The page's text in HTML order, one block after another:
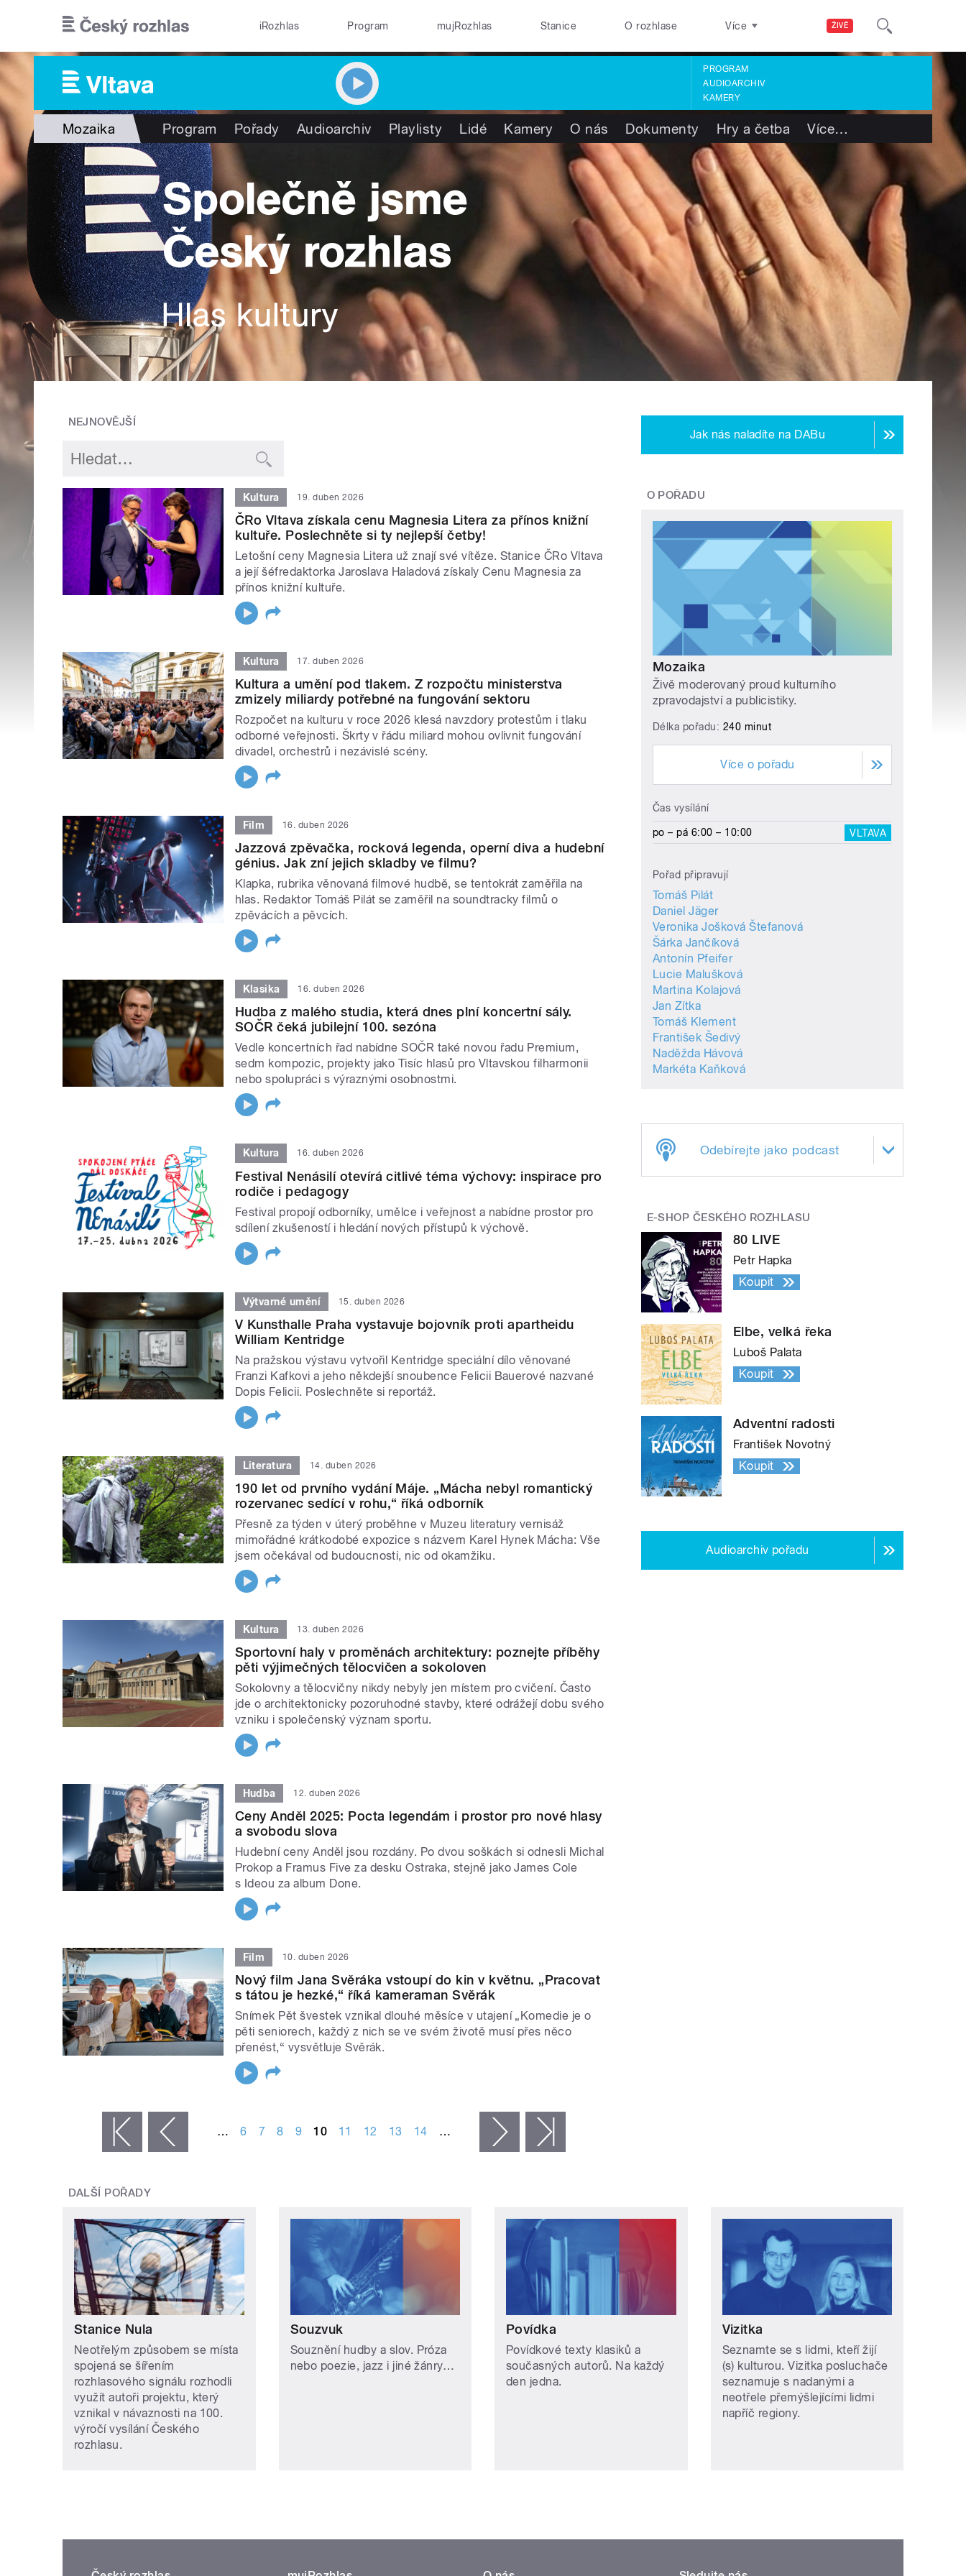
ŽIVĚ
iRozhlas Program mujRozhlas Stanice O rozhlase Více
PROGRAM
AUDIOARCHIV
KAMERY
Mozaika Program Pořady Audioarchiv Playlisty Lidé Kamery O nás Dokumenty Hry a četba Více…
NEJNOVĚJŠÍ
Kultura 19. duben 2026
ČRo Vltava získala cenu Magnesia Litera za přínos knižní
kultuře. Poslechněte si ty nejlepší četby!
Letošní ceny Magnesia Litera už znají své vítěze. Stanice ČRo Vltava
a její šéfredaktorka Jaroslava Haladová získaly Cenu Magnesia za
přínos knižní kultuře.
Kultura 17. duben 2026
Kultura a umění pod tlakem. Z rozpočtu ministerstva
zmizely miliardy potřebné na fungování sektoru
Rozpočet na kulturu v roce 2026 klesá navzdory protestům i tlaku
odborné veřejnosti. Škrty v řádu miliard mohou ovlivnit fungování
divadel, orchestrů i nezávislé scény.
Film 16. duben 2026
Jazzová zpěvačka, rocková legenda, operní diva a hudební
génius. Jak zní jejich skladby ve filmu?
Klapka, rubrika věnovaná filmové hudbě, se tentokrát zaměřila na
hlas. Redaktor Tomáš Pilát se zaměřil na soundtracky filmů o
zpěvácích a pěvcích.
Klasika 16. duben 2026
Hudba z malého studia, která dnes plní koncertní sály.
SOČR čeká jubilejní 100. sezóna
Vedle koncertních řad nabídne SOČR také novou řadu Premium,
sedm kompozic, projekty jako Tisíc hlasů pro Vltavskou filharmonii
nebo spolupráci s výraznými osobnostmi.
Kultura 16. duben 2026
Festival Nenásilí otevírá citlivé téma výchovy: inspirace pro
rodiče i pedagogy
Festival propojí odborníky, umělce i veřejnost a nabídne prostor pro
sdílení zkušeností i hledání nových přístupů k výchově.
Výtvarné umění 15. duben 2026
V Kunsthalle Praha vystavuje bojovník proti apartheidu
William Kentridge
Na pražskou výstavu vytvořil Kentridge speciální dílo věnované
Franzi Kafkovi a jeho někdejší snoubence Felicii Bauerové nazvané
Dopis Felicii. Poslechněte si reportáž.
Literatura 14. duben 2026
190 let od prvního vydání Máje. „Mácha nebyl romantický
rozervanec sedící v rohu,“ říká odborník
Přesně za týden v úterý proběhne v Muzeu literatury vernisáž
mimořádné krátkodobé expozice s názvem Karel Hynek Mácha: Vše
jsem očekával od budoucnosti, nic od okamžiku.
Kultura 13. duben 2026
Sportovní haly v proměnách architektury: poznejte příběhy
pěti výjimečných tělocvičen a sokoloven
Sokolovny a tělocvičny nikdy nebyly jen místem pro cvičení. Často
jde o architektonicky pozoruhodné stavby, které odrážejí dobu svého
vzniku i společenský význam sportu.
Hudba 12. duben 2026
Ceny Anděl 2025: Pocta legendám i prostor pro nové hlasy
a svobodu slova
Hudební ceny Anděl jsou rozdány. Po dvou soškách si odnesli Michal
Prokop a Framus Five za desku Ostraka, stejně jako James Cole
s Ideou za album Done.
Film 10. duben 2026
Nový film Jana Svěráka vstoupí do kin v květnu. „Pracovat
s tátou je hezké,“ říká kameraman Svěrák
Snímek Pět švestek vznikal dlouhé měsíce v utajení „Komedie je o
pěti seniorech, každý z nich se ve svém životě musí přes něco
přenést,“ vysvětluje Svěrák.
‹ předchozí … 6 7 8 9 10 11 12 13 14 … následující ›
Jak nás naladíte na DABu
O POŘADU
Mozaika
Živě moderovaný proud kulturního
zpravodajství a publicistiky.
Délka pořadu: 240 minut
Více o pořadu
Čas vysílání
po – pá 6:00 – 10:00 VLTAVA
Pořad připravují
Tomáš Pilát
Daniel Jäger
Veronika Jošková Štefanová
Šárka Jančíková
Antonín Pfeifer
Lucie Malušková
Martina Kolajová
Jan Zítka
Tomáš Klement
František Šedivý
Naděžda Hávová
Markéta Kaňková
Odebírejte jako podcast
E-SHOP ČESKÉHO ROZHLASU
80 LIVE
Petr Hapka
Koupit
Elbe, velká řeka
Luboš Palata
Koupit
Adventní radosti
František Novotný
Koupit
Audioarchiv pořadu
DALŠÍ POŘADY
Stanice Nula
Neotřelým způsobem se místa
spojená se šířením
rozhlasového signálu rozhodli
využít autoři projektu, který
vznikal v návaznosti na 100.
výročí vysílání Českého
rozhlasu.
Souzvuk
Souznění hudby a slov. Próza
nebo poezie, jazz i jiné žánry…
Povídka
Povídkové texty klasiků a
současných autorů. Na každý
den jedna.
Vizitka
Seznamte se s lidmi, kteří žijí
(s) kulturou. Vizitka posluchače
seznamuje s nadanými a
neotřele přemýšlejícími lidmi
napříč regiony.